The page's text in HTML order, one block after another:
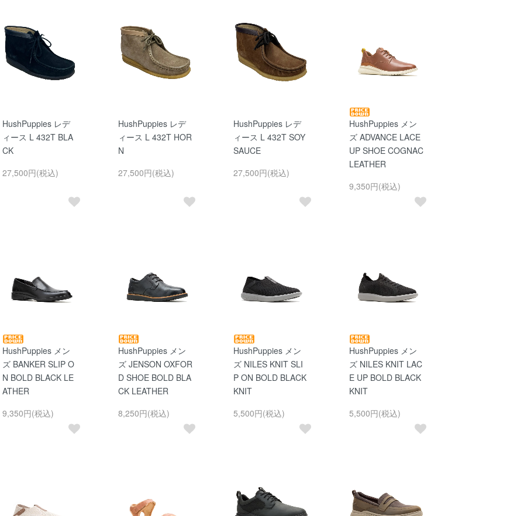
HushPuppies レデ
ィース L 432T BLA
CK
27,500円(税込)
HushPuppies レデ
ィース L 432T HOR
N
27,500円(税込)
HushPuppies レデ
ィース L 432T SOY
SAUCE
27,500円(税込)
HushPuppies メン
ズ ADVANCE LACE
UP SHOE COGNAC
LEATHER
9,350円(税込)
HushPuppies メン
ズ BANKER SLIP O
N BOLD BLACK LE
ATHER
9,350円(税込)
HushPuppies メン
ズ JENSON OXFOR
D SHOE BOLD BLA
CK LEATHER
8,250円(税込)
HushPuppies メン
ズ NILES KNIT SLI
P ON BOLD BLACK
KNIT
5,500円(税込)
HushPuppies メン
ズ NILES KNIT LAC
E UP BOLD BLACK
KNIT
5,500円(税込)